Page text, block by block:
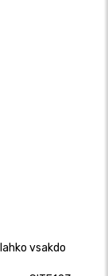
vsakdo